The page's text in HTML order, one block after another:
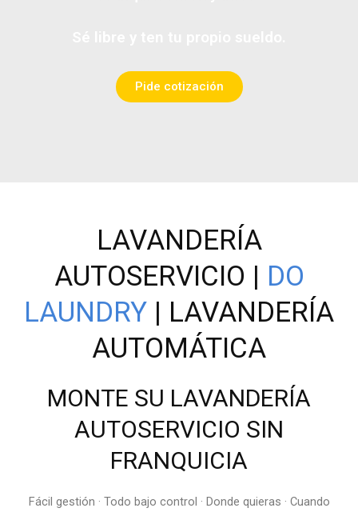
Pide cotización
LAVANDERÍA
AUTOSERVICIO | DO
LAUNDRY | LAVANDERÍA
AUTOMÁTICA
MONTE SU LAVANDERÍA
AUTOSERVICIO SIN
FRANQUICIA
Fácil gestión · Todo bajo control · Donde quieras · Cuando